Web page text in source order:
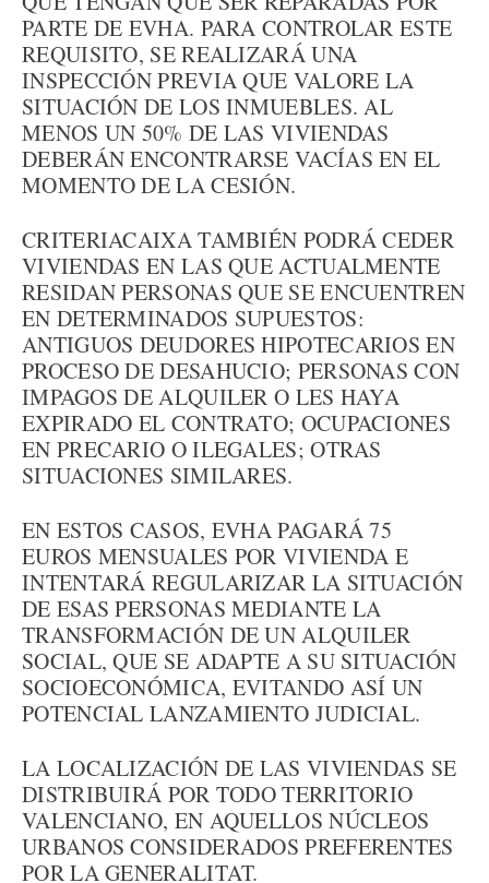
PARTE DE EVHA. PARA CONTROLAR ESTE
REQUISITO, SE REALIZARÁ UNA
INSPECCIÓN PREVIA QUE VALORE LA
SITUACIÓN DE LOS INMUEBLES. AL
MENOS UN 50% DE LAS VIVIENDAS
DEBERÁN ENCONTRARSE VACÍAS EN EL
MOMENTO DE LA CESIÓN.
CRITERIACAIXA TAMBIÉN PODRÁ CEDER
VIVIENDAS EN LAS QUE ACTUALMENTE
RESIDAN PERSONAS QUE SE ENCUENTREN
EN DETERMINADOS SUPUESTOS:
ANTIGUOS DEUDORES HIPOTECARIOS EN
PROCESO DE DESAHUCIO; PERSONAS CON
IMPAGOS DE ALQUILER O LES HAYA
EXPIRADO EL CONTRATO; OCUPACIONES
EN PRECARIO O ILEGALES; OTRAS
SITUACIONES SIMILARES.
EN ESTOS CASOS, EVHA PAGARÁ 75
EUROS MENSUALES POR VIVIENDA E
INTENTARÁ REGULARIZAR LA SITUACIÓN
DE ESAS PERSONAS MEDIANTE LA
TRANSFORMACIÓN DE UN ALQUILER
SOCIAL, QUE SE ADAPTE A SU SITUACIÓN
SOCIOECONÓMICA, EVITANDO ASÍ UN
POTENCIAL LANZAMIENTO JUDICIAL.
LA LOCALIZACIÓN DE LAS VIVIENDAS SE
DISTRIBUIRÁ POR TODO TERRITORIO
VALENCIANO, EN AQUELLOS NÚCLEOS
URBANOS CONSIDERADOS PREFERENTES
POR LA GENERALITAT.